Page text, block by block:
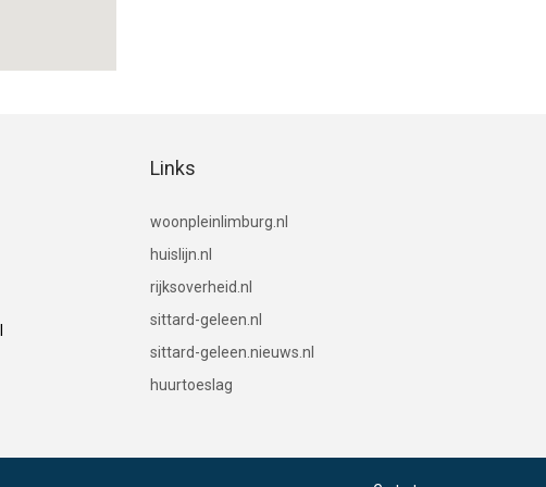
Links
woonpleinlimburg.nl(link naar woningaanbod in Limburg)
huislijn.nl(link naar landelijke huizensite)
rijksoverheid.nl(informatie over energielabels voor
sittard-geleen.nl(officiële website van de gemeente
sittard-geleen.nieuws.nl(lokale nieuwswebsite voor
huurtoeslag(informatie van de Belastingdienst over